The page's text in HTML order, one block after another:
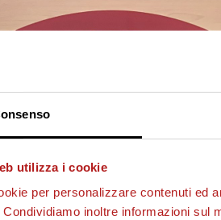
utilizza i cookie
per personalizzare contenuti ed
inoltre informazioni sul